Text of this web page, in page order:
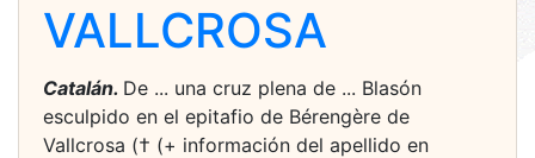
VALLCROSA
Catalán. De ... una cruz plena de ... Blasón
esculpido en el epitafio de Bérengère de
Vallcrosa († (+ información del apellido en